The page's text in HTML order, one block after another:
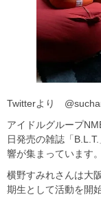
Twitterより
アイドルグループ
日発売の雑誌「
響が集まっています。
横野すみれさんは大
期生として活動を開